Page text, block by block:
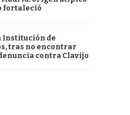
fortaleció
Institución de
tras no encontrar
contra Clavijo